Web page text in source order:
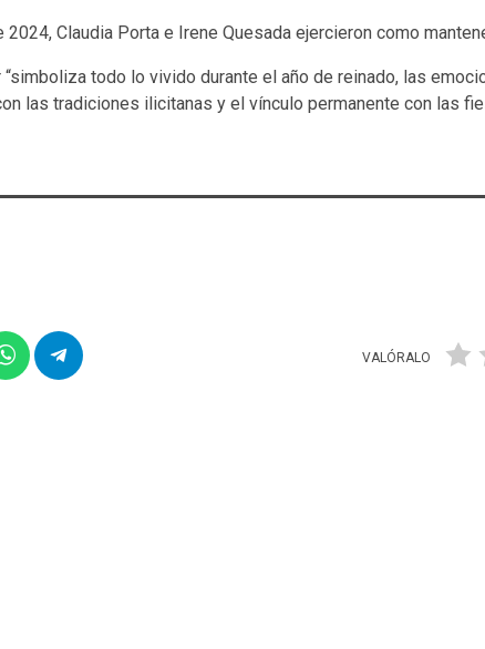
Claudia Porta e Irene Quesada ejercieron como
“simboliza todo lo vivido durante el año de reinado, las
las tradiciones ilicitanas y el vínculo permanente con las
VALÓRALO